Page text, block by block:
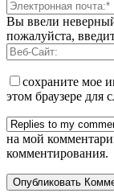
Вы ввели
пожалуйста,
сохраните мое
этом браузере для
на мой
комментирования.